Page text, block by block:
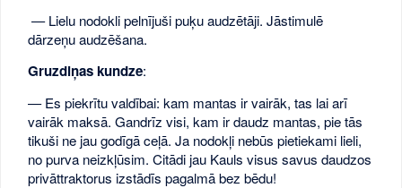
— Lielu nodokli pelnījuši puķu audzētāji. Jāstimulē
dārzeņu audzēšana.
Gruzdiņas kundze:
— Es piekrītu valdībai: kam mantas ir vairāk, tas lai arī
vairāk maksā. Gandrīz visi, kam ir daudz mantas, pie tās
tikuši ne jau godīgā ceļā. Ja nodokļi nebūs pietiekami lieli,
no purva neizkļūsim. Citādi jau Kauls visus savus daudzos
privāttraktorus izstādīs pagalmā bez bēdu!